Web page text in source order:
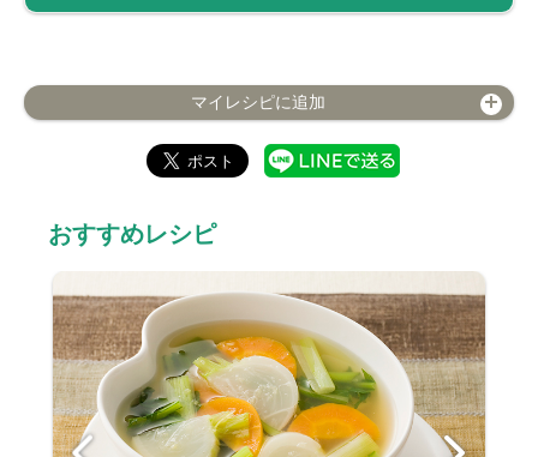
マイレシピに追加
おすすめレシピ